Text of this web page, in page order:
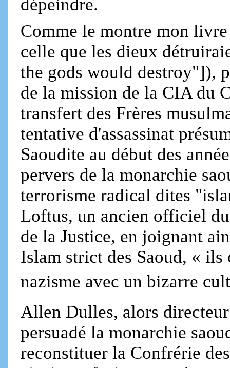
dépeindre.
Comme le montre mon
celle que les dieux
the gods would destroy"]),
de la mission de la CIA du
transfert des Frères
tentative d'assassinat
Saoudite au début des
pervers de la monarchie
terrorisme radical dites
Loftus, un ancien officiel
de la Justice, en joignant
Islam strict des Saoud, «
nazisme avec un bizarre
Allen Dulles, alors
persuadé la monarchie
reconstituer la Confrérie